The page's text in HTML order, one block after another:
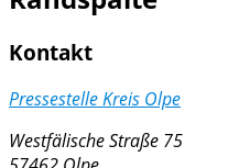
Kontakt
Pressestelle Kreis Olpe
Westfälische Straße 75